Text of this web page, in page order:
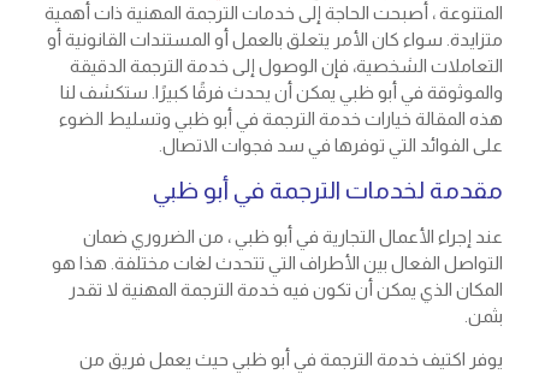
المتنوعة ، أصبحت الحاجة إلى خدمات الترجمة المهنية ذات أهمية
متزايدة. سواء كان الأمر يتعلق بالعمل أو المستندات القانونية أو
التعاملات الشخصية، فإن الوصول إلى خدمة الترجمة الدقيقة
والموثوقة في أبو ظبي يمكن أن يحدث فرقًا كبيرًا. ستكشف لنا
هذه المقالة خيارات خدمة الترجمة في أبو ظبي وتسليط الضوء
على الفوائد التي توفرها في سد فجوات الاتصال.
مقدمة لخدمات الترجمة في أبو ظبي
عند إجراء الأعمال التجارية في أبو ظبي ، من الضروري ضمان
التواصل الفعال بين الأطراف التي تتحدث لغات مختلفة. هذا هو
المكان الذي يمكن أن تكون فيه خدمة الترجمة المهنية لا تقدر
بثمن.
يوفر اكتيف خدمة الترجمة في أبو ظبي حيث يعمل فريق من